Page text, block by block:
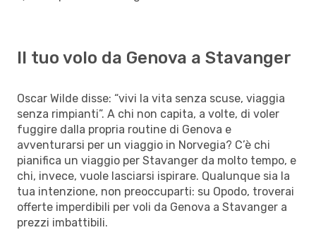
Il tuo volo da Genova a Stavanger
Oscar Wilde disse: “vivi la vita senza scuse, viaggia
senza rimpianti”. A chi non capita, a volte, di voler
fuggire dalla propria routine di Genova e
avventurarsi per un viaggio in Norvegia? C’è chi
pianifica un viaggio per Stavanger da molto tempo, e
chi, invece, vuole lasciarsi ispirare. Qualunque sia la
tua intenzione, non preoccuparti: su Opodo, troverai
offerte imperdibili per voli da Genova a Stavanger a
prezzi imbattibili.